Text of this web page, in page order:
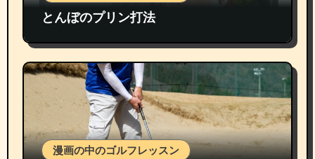
とんぼのプリン打法
漫画の中のゴルフレッスン